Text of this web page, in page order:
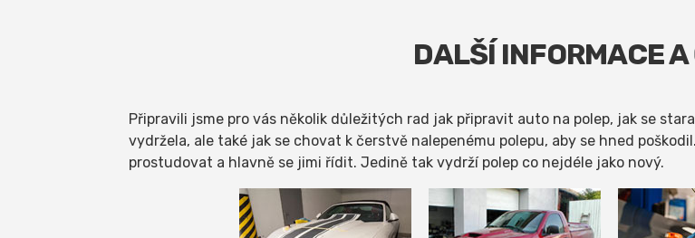
DALŠÍ INFORMACE
Připravili jsme pro vás několik důležitých rad jak připravit auto na polep, jak se
vydržela, ale také jak se chovat k čerstvě nalepenému polepu, aby se hned
prostudovat a hlavně se jimi řídit. Jedině tak vydrží polep co nejdéle jako nový.